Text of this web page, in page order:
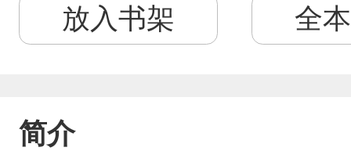
放入书架 全
简介